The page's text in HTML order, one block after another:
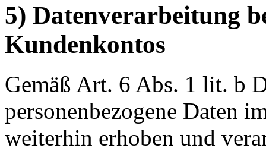
5) Datenverarbeitung
Kundenkontos
Gemäß Art. 6 Abs. 1 lit. b
personenbezogene Daten
weiterhin erhoben und